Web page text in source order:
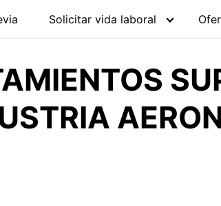
Solicitar vida laboral